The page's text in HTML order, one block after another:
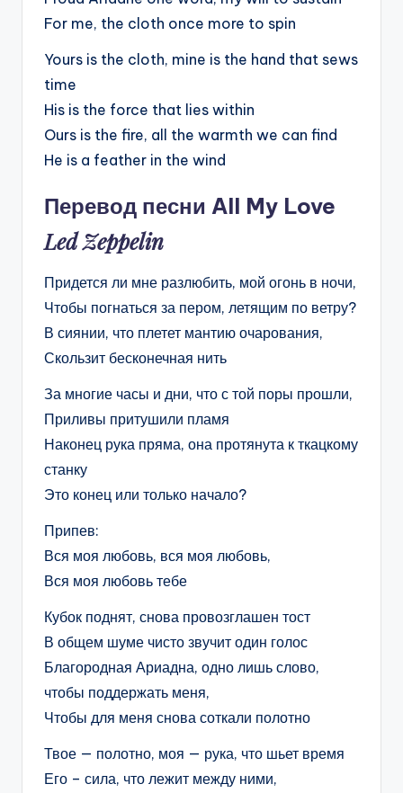
For me, the cloth once more to spin
Yours is the cloth, mine is the hand that sews
time
His is the force that lies within
Ours is the fire, all the warmth we can find
He is a feather in the wind
Перевод песни All My Love
Led Zeppelin
Придется ли мне разлюбить, мой огонь в ночи,
Чтобы погнаться за пером, летящим по ветру?
В сиянии, что плетет мантию очарования,
Скользит бесконечная нить
За многие часы и дни, что с той поры прошли,
Приливы притушили пламя
Наконец рука пряма, она протянута к ткацкому
станку
Это конец или только начало?
Припев:
Вся моя любовь, вся моя любовь,
Вся моя любовь тебе
Кубок поднят, снова провозглашен тост
В общем шуме чисто звучит один голос
Благородная Ариадна, одно лишь слово,
чтобы поддержать меня,
Чтобы для меня снова соткали полотно
Твое — полотно, моя — рука, что шьет время
Его – сила, что лежит между ними,